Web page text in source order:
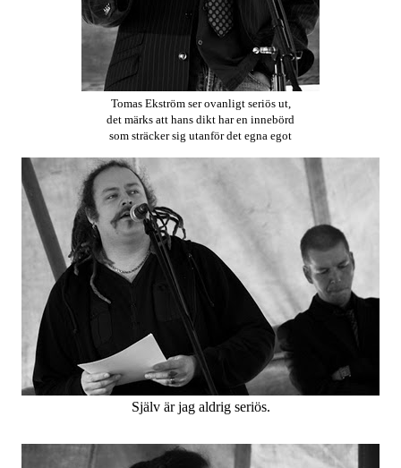
Tomas Ekström ser ovanligt seriös ut,
det märks att hans dikt har en innebörd
som sträcker sig utanför det egna egot
Själv är jag aldrig seriös.